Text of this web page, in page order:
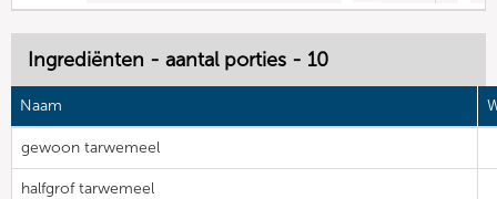
Ingrediënten - aantal porties - 10
Naam
gewoon tarwemeel
halfgrof tarwemeel